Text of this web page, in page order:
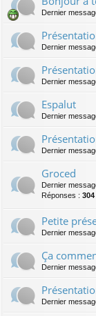
Dernier
Dernier
Dernier
Espalut
Dernier
Dernier
Groced
Dernier
Réponses : 304
Petite
Dernier
Ça
Dernier
Dernier